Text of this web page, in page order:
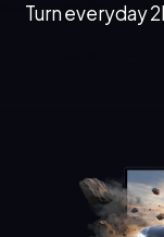
Turn everyday